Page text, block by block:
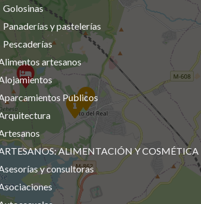
Golosinas
Panaderías y pastelerías
Pescaderías
artesanos
Publicos
ALIMENTACIÓN Y COSMÉTICA
y consultoras